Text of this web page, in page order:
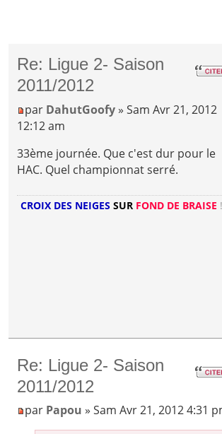
Re: Ligue 2- Saison
2011/2012
par DahutGoofy » Sam Avr 21, 2012
12:12 am
33ème journée. Que c'est dur pour le
HAC. Quel championnat serré.
CROIX DES NEIGES SUR FOND DE BRAISE !
Re: Ligue 2- Saison
2011/2012
par Papou » Sam Avr 21, 2012 4:31